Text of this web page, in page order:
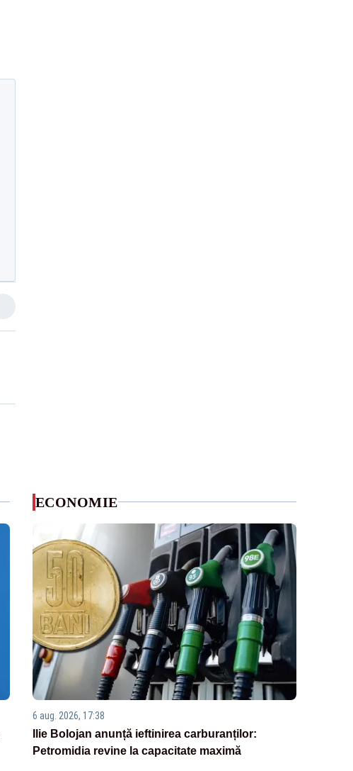
ECONOMIE
6 aug. 2026, 17:38
Ilie Bolojan anunță ieftinirea carburanților:
Petromidia revine la capacitate maximă